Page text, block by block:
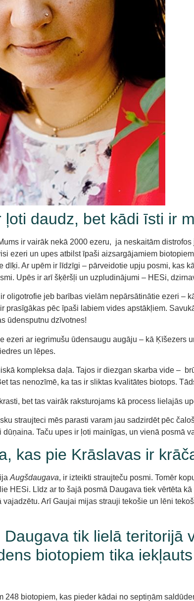
daudz, bet kādi īsti ir
ir vairāk nekā 2000 ezeru, ja neskaitām
ezeri un upes atbilst īpaši aizsargājamiem
Ar upēm ir līdzīgi – pārveidotie upju posmi, kas
Upēs ir arī šķēršļi un uzpludinājumi – HESi,
oligotrofie jeb barības vielām nepārsātinātie ezeri –
prasīgākas pēc īpaši labiem vides apstākļiem.
ūdensputnu dzīvotnes!
ezeri ar iegrimušu ūdensaugu augāju – kā
un lēpes.
kompleksa daļa. Tajos ir diezgan skarba vide –
tas nenozīmē, ka tas ir sliktas kvalitātes biotops.
bet tas vairāk raksturojams kā process lielajās
straujteci mēs parasti varam jau sadzirdēt pēc
Taču upes ir ļoti mainīgas, un vienā posmā
kas pie Krāslavas ir
Augšdaugava, ir izteikti straujteču posmi. Tomēr
HESi. Līdz ar to šajā posmā Daugava tiek vērtēta
Arī Gaujai mijas strauji tekošie un lēni
tik lielā teritorijā
biotopiem tika
248 biotopiem, kas pieder kādai no septiņām